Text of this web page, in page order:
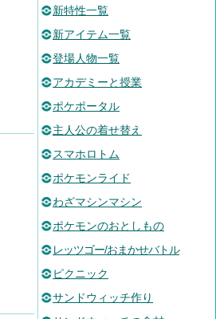
新特性一覧
新アイテム一覧
登場人物一覧
アカデミーと授業
ポケポータル
主人公の着せ替え
スマホロトム
ポケモンライド
わざマシンマシン
ポケモンのおとしもの
レッツゴー/おまかせバトル
ピクニック
サンドウィッチ作り